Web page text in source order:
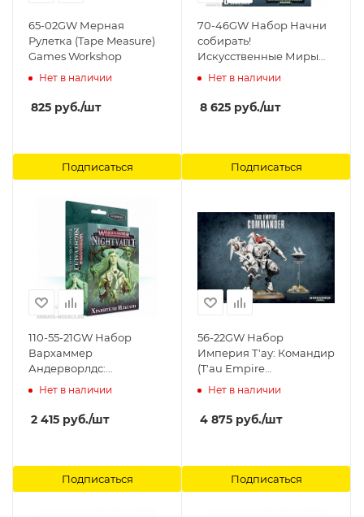
65-02GW Мерная
Рулетка (Tape Measure)
Games Workshop
Нет в наличии
825 руб./шт
Подписаться
70-46GW Набор Начни
собирать!
Искусственные Миры
(Start Collecting!
Workshop
Нет в наличии
8 625 руб./шт
Подписаться
110-55-21GW Набор
Вархаммер
Андерворлдс:
Хранители Ильтари
Underworlds: Ylthari's
Guardians (Rus)) Games
Нет в наличии
2 415 руб./шт
Подписаться
56-22GW Набор
Империя Т'ау: Командир
(T'au Empire
Commander) Games
Нет в наличии
4 875 руб./шт
Подписаться